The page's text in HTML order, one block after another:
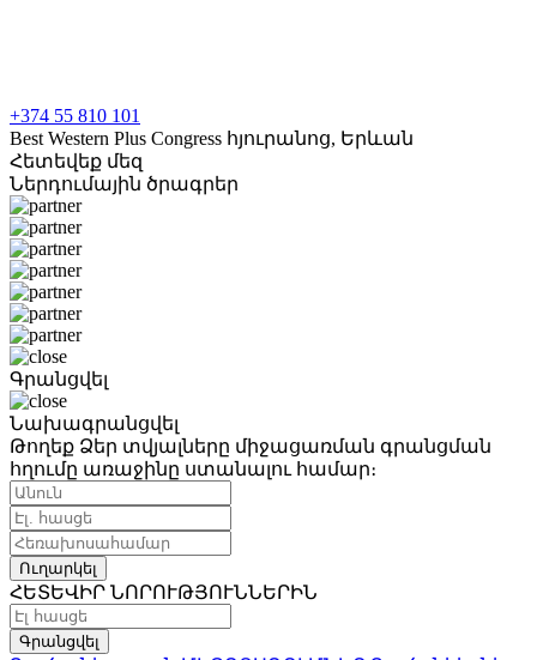
+374 55 810 101
Best Western Plus Congress հյուրանոց, Երևան
Հետեվեք մեզ
Ներդումային ծրագրեր
Գրանցվել
Նախագրանցվել
Թողեք Ձեր տվյալները միջացառման գրանցման
հղումը առաջինը ստանալու համար։
Ուղարկել
ՀԵՏԵՎԻՐ ՆՈՐՈՒԹՅՈՒՆՆԵՐԻՆ
Գրանցվել